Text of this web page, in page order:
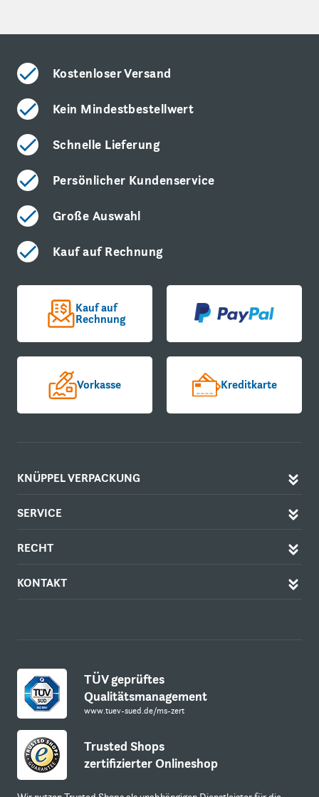
Kostenloser Versand
Kein Mindestbestellwert
Schnelle Lieferung
Persönlicher Kundenservice
Große Auswahl
Kauf auf Rechnung
Kauf auf
Rechnung
Vorkasse Kreditkarte
KNÜPPEL VERPACKUNG
SERVICE
RECHT
KONTAKT
TÜV geprüftes
Qualitätsmanagement
www.tuev-sued.de/ms-zert
Trusted Shops
zertifizierter Onlineshop